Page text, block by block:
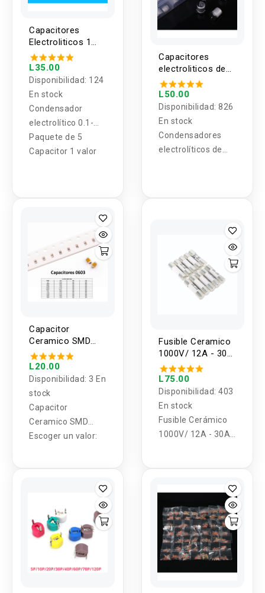
Capacitores
Electroliticos 1
Valor 0.1-1000uF
(5 Unidades)
L35.00
Disponibilidad: 124
En stock
Condensador
electrolítico 0.1-
1000uF
Paquete de 5
Capacitor 1 valor
Capacitores
electroliticos de
aluminio SMD 1
valor (4 unidades)
L50.00
Disponibilidad: 826
En stock
Condensadores
electrolíticos de
Capacitor
Ceramico SMD
0603 25V/50V (2
Unidades)
L20.00
Disponibilidad: 3 En
stock
Capacitor
Ceramico SMD
0603
Escoger un valor:
Fusible Ceramico
1000V/ 12A - 30A
10X38mm
L75.00
Disponibilidad: 403
En stock
Fusible Cerámico
1000V/ 12A - 30A